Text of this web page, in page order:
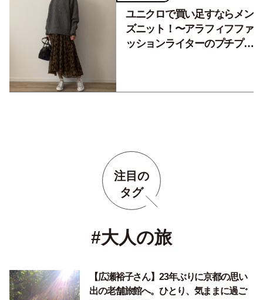
ユニクロで買い足すならメン
ズニット！〜アラフィフファ
ッションライターのプチプラ
注目の
タグ
#大人の旅
【広瀬裕子さん】23年ぶりに京都の思い
出の老舗旅館へ。ひとり、気ままに過ご